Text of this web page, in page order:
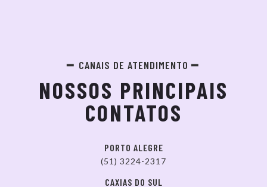
CANAIS DE ATENDIMENTO
NOSSOS PRINCIPAIS
CONTATOS
PORTO ALEGRE
(51) 3224-2317
CAXIAS DO SUL